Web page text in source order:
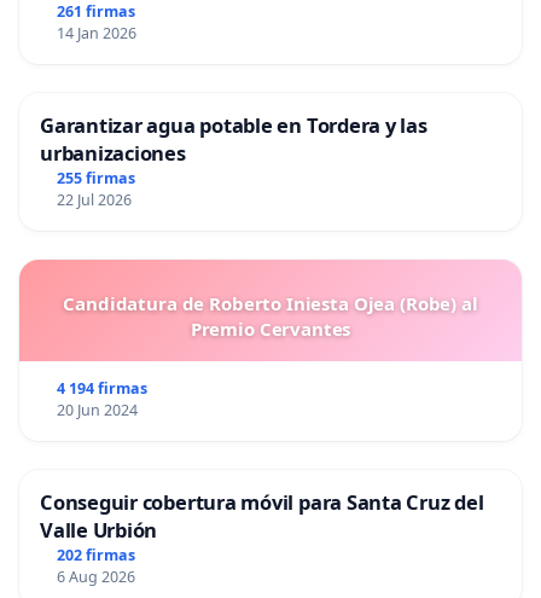
261 firmas
14 Jan 2026
Garantizar agua potable en Tordera y las
urbanizaciones
255 firmas
22 Jul 2026
Candidatura de Roberto Iniesta Ojea (Robe) al
Premio Cervantes
4 194 firmas
20 Jun 2024
Conseguir cobertura móvil para Santa Cruz del
Valle Urbión
202 firmas
6 Aug 2026